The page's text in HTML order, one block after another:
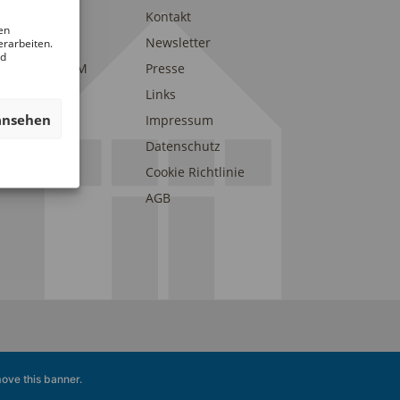
des DAM
Kontakt
Newsletter
Presse
Links
Impressum
Datenschutz
Cookie Richtlinie
AGB
this banner.